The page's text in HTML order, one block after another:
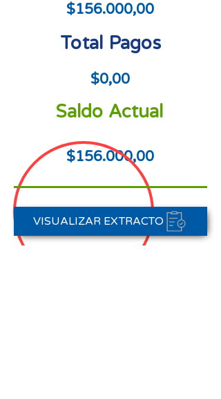
$156.000,00
Total Pagos
$0,00
Saldo Actual
$156.000,00
VISUALIZAR EXTRACTO